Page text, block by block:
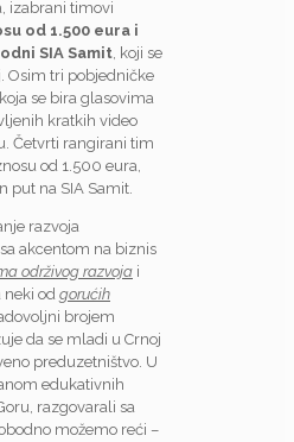
izabrani timovi
od 1.500 eura i
SIA Samit, koji se
Osim tri pobjedničke
se bira glasovima
kratkih video
Četvrti rangirani tim
od 1.500 eura,
put na SIA Samit.
razvoja
akcentom na biznis
održivog razvoja i
neki od gorućih
brojem
da se mladi u Crnoj
preduzetništvo. U
edukativnih
razgovarali sa
možemo reći –